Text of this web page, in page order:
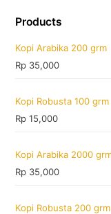
Products
Kopi Arabika 200 grm
Rp 35,000
Kopi Robusta 100 grm
Rp 15,000
Kopi Arabika 2000
Rp 35,000
Kopi Robusta 200 grm